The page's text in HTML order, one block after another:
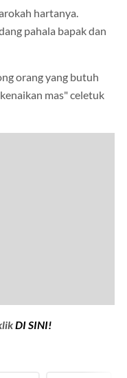
hartanya.
pahala bapak dan
orang yang butuh
mas" celetuk
DI SINI!